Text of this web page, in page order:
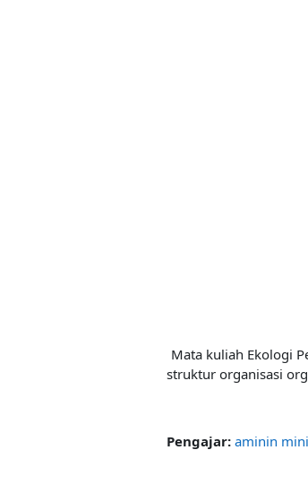
Mata kuliah Ekologi
struktur organisasi
Pengajar: aminin